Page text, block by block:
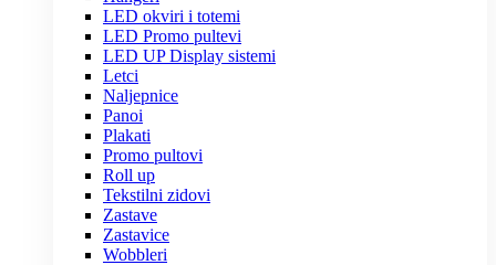
LED okviri i totemi
LED Promo pultevi
LED UP Display sistemi
Letci
Naljepnice
Panoi
Plakati
Promo pultovi
Roll up
Tekstilni zidovi
Zastave
Zastavice
Wobbleri